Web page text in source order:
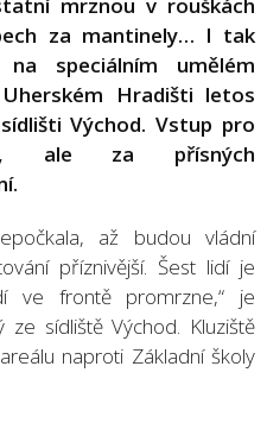
za mantinely… I tak
speciálním umělém
Hradišti letos
Východ. Vstup pro
ale za přísných
až budou vládní
příznivější. Šest lidí je
ve frontě promrzne,“ je
ze sídliště Východ. Kluziště
naproti Základní školy